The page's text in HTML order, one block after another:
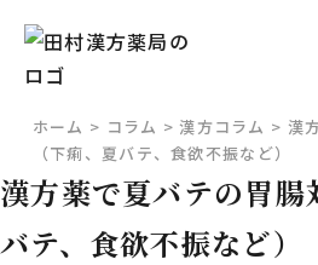
ホーム > コラム > 漢方コラム > 漢
（下痢、夏バテ、食欲不振など）
漢方薬で夏バテの胃腸
バテ、食欲不振など）